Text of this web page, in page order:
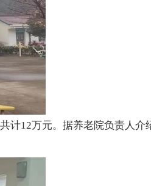
计12万元。据养老院负责人介